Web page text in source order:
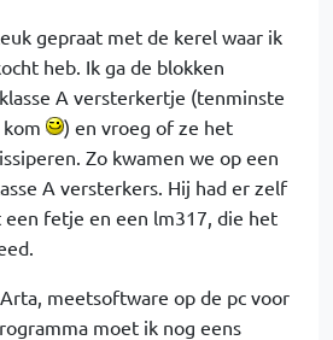
gepraat met de kerel waar ik
heb. Ik ga de blokken
A versterkertje (tenminste
) en vroeg of ze het
Zo kwamen we op een
A versterkers. Hij had er zelf
fetje en een lm317, die het
meetsoftware op de pc voor
moet ik nog eens